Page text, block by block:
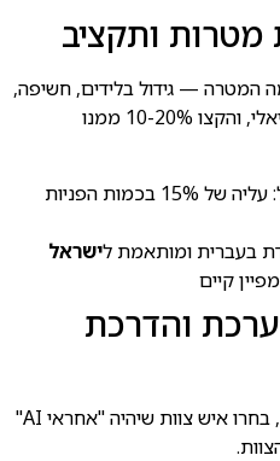
ותקציב
המטרה — גידול בלידים, חשיפה,
מכירות או מיתוג? הגדירו תקציב ריאלי, והקצו 10-20% ממנו
רשמו מטרות מדידות (למשל: עליה של 15% בכמות הפניות
ישראל
קיים
והדרכת
בחרו כלי AI לפי סוג המוצר/שירות, בחרו איש צוות שיהיה "אחראי AI"